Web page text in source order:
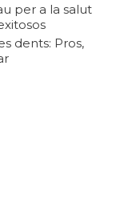
per a la salut
dents: Pros,